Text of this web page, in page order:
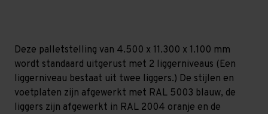
Middel
-
T80
Middel
-
T80
Deze palletstelling van 4.500 x 11.300 x 1.100 mm
wordt standaard uitgerust met 2 liggerniveaus (Een
liggerniveau bestaat uit twee liggers.) De stijlen en
voetplaten zijn afgewerkt met RAL 5003 blauw, de
liggers zijn afgewerkt in RAL 2004 oranje en de